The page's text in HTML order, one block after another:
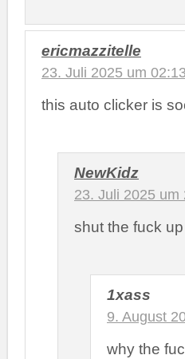
ericmazzitelle
23. Juli 2025 um
this auto clicker is
NewKidz
23. Juli 2025 um
shut the fuck
1xass
9. August
why the